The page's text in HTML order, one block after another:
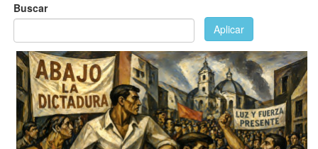
Buscar
Aplicar